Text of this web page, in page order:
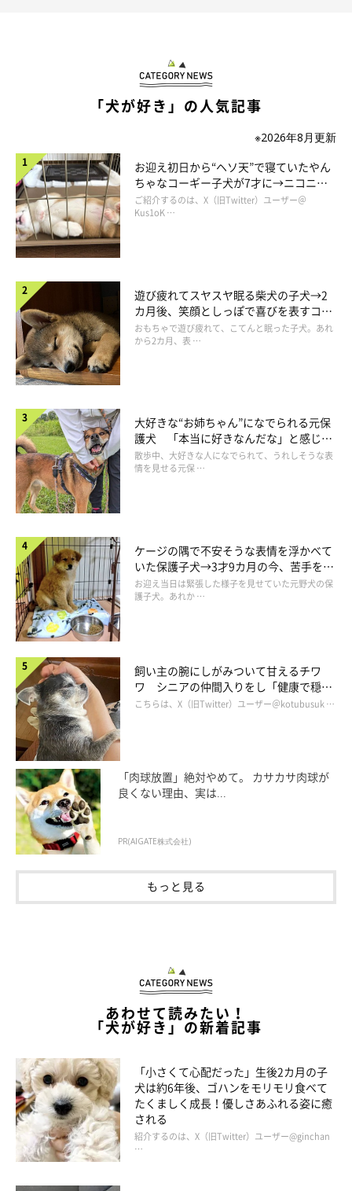
「犬が好き」の人気記事
※2026年8月更新
お迎え初日から“ヘソ天”で寝ていたやん
ちゃなコーギー子犬が7才に→ニコニ
コ“コーギースマイル”が魅力のコに成
長！
ご紹介するのは、X（旧Twitter）ユーザー＠
Kus1oK …
遊び疲れてスヤスヤ眠る柴犬の子犬→2
カ月後、笑顔としっぽで喜びを表すコに
成長！
おもちゃで遊び疲れて、こてんと眠った子犬。あれ
から2カ月、表 …
大好きな“お姉ちゃん”になでられる元保
護犬 「本当に好きなんだな」と感じる
表情にほっこり
散歩中、大好きな人になでられて、うれしそうな表
情を見せる元保 …
ケージの隅で不安そうな表情を浮かべて
いた保護子犬→3才9カ月の今、苦手を克
服し頼もしいコに成長！
お迎え当日は緊張した様子を見せていた元野犬の保
護子犬。あれか …
飼い主の腕にしがみついて甘えるチワ
ワ シニアの仲間入りをし「健康で穏や
かな暮らしが続いてほしい」と願う
こちらは、X（旧Twitter）ユーザー＠kotubusuk …
「肉球放置」絶対やめて。 カサカサ肉球が
良くない理由、実は...
PR(AIGATE株式会社)
もっと見る
あわせて読みたい！
「犬が好き」の新着記事
「小さくて心配だった」生後2カ月の子
犬は約6年後、ゴハンをモリモリ食べて
たくましく成長！優しさあふれる姿に癒
される
紹介するのは、X（旧Twitter）ユーザー@ginchan
…